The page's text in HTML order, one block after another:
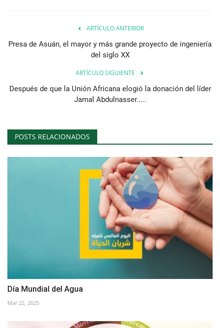
ARTÍCULO ANTERIOR
Presa de Asuán, el mayor y más grande proyecto de ingeniería
del siglo XX
ARTÍCULO SIGUIENTE
Después de que la Unión Africana elogió la donación del líder
Jamal Abdulnasser.....
POSTS RELACIONADOS
Día Mundial del Agua
Mar 22, 2025